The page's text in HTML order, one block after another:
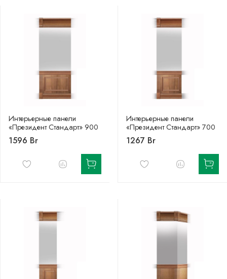
Интерьерные панели
«Президент Стандарт» 900
1596 Br
Интерьерные панели
«Президент Стандарт» 700
1267 Br